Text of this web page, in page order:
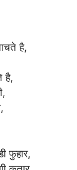
है,
है,
फुहार,